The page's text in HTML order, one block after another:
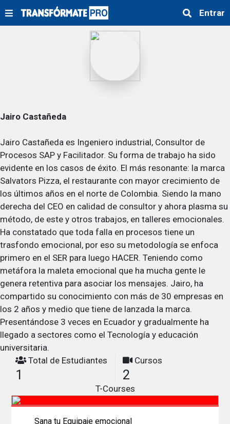
Entrar
Jairo Castañeda
Jairo Castañeda es Ingeniero industrial, Consultor de
Procesos SAP y Facilitador. Su forma de trabajo ha sido
evidente en los casos de éxito. El más resonante: la marca
Salvators Pizza, el restaurante con mayor crecimiento de
los últimos años en el norte de Colombia. Siendo la mano
derecha del CEO en calidad de consultor y ahora plasma su
método, de este y otros trabajos, en talleres emocionales.
Ha constatado que toda falla en procesos tiene un
trasfondo emocional, por eso su metodología se enfoca
primero en el SER para luego HACER. Teniendo como
metáfora la maleta emocional que ha mucha gente le
genera retentiva para asociar los mensajes. Jairo, ha
compartido su conocimiento con más de 30 empresas en
los 2 años y medio que tiene de lanzada la marca.
Presentándose 3 veces en Ecuador y gradualmente ha
llegado a sectores como el Tecnología y educación
universitaria.
Total de Estudiantes
1
Cursos
2
T-Courses
Sana tu Equipaje emocional